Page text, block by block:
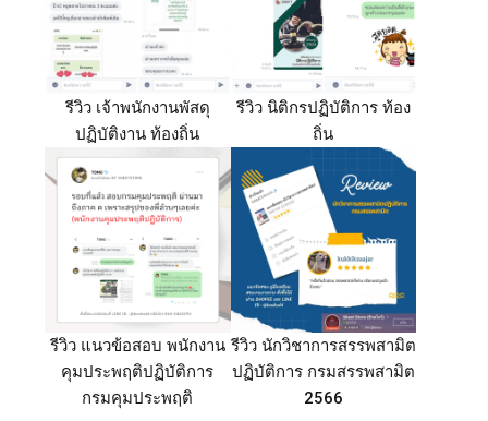
รีวิว เจ้าพนักงานพัสดุ
ปฏิบัติงาน ท้องถิ่น
รีวิว นิติกรปฏิบัติการ ท้อง
ถิ่น
รีวิว แนวข้อสอบ พนักงาน
คุมประพฤติปฏิบัติการ
กรมคุมประพฤติ
รีวิว นักวิชาการสรรพสามิต
ปฏิบัติการ กรมสรรพสามิต
2566